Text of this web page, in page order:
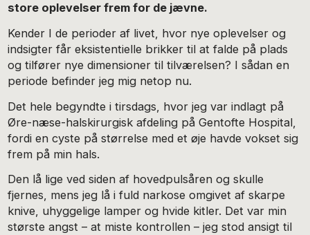
store oplevelser frem for de jævne.
Kender I de perioder af livet, hvor nye oplevelser og
indsigter får eksistentielle brikker til at falde på plads
og tilfører nye dimensioner til tilværelsen? I sådan en
periode befinder jeg mig netop nu.
Det hele begyndte i tirsdags, hvor jeg var indlagt på
Øre-næse-halskirurgisk afdeling på Gentofte Hospital,
fordi en cyste på størrelse med et øje havde vokset sig
frem på min hals.
Den lå lige ved siden af hovedpulsåren og skulle
fjernes, mens jeg lå i fuld narkose omgivet af skarpe
knive, uhyggelige lamper og hvide kitler. Det var min
største angst – at miste kontrollen – jeg stod ansigt til